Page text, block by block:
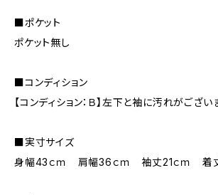
■ポケット
ポケット無し
■コンディション
【コンディション：Ｂ】左下と袖に汚れがござい
■実寸サイズ
身幅43ｃｍ 肩幅36ｃｍ 袖丈21ｃｍ 着